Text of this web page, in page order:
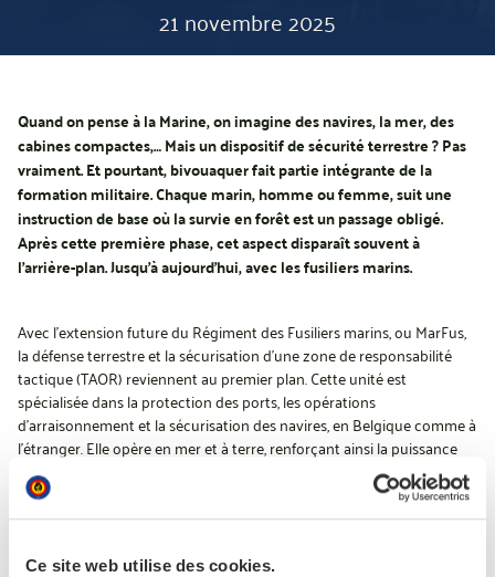
Ce site web utilise des cookies.
21 novembre 2025
Quand on pense à la Marine, on imagine des navires, la mer, des
cabines compactes,… Mais un dispositif de sécurité terrestre ? Pas
vraiment. Et pourtant, bivouaquer fait partie intégrante de la
formation militaire. Chaque marin, homme ou femme, suit une
instruction de base où la survie en forêt est un passage obligé.
Après cette première phase, cet aspect disparaît souvent à
l’arrière-plan. Jusqu’à aujourd’hui, avec les fusiliers marins.
Avec l’extension futuredu Régiment des Fusiliers marins, ou MarFus,
la défense terrestre et la sécurisation d'une zone de responsabilité
tactique (TAOR) reviennent au premier plan. Cette unité est
spécialisée dans la protection des ports, les opérations
d’arraisonnement et la sécurisation des navires, en Belgique comme à
l’étranger. Elle opère en mer et à terre, renforçant ainsi la puissance
maritime de la Défense.
Ces quinze derniers jours, les fusiliers marins en formation ont reçu